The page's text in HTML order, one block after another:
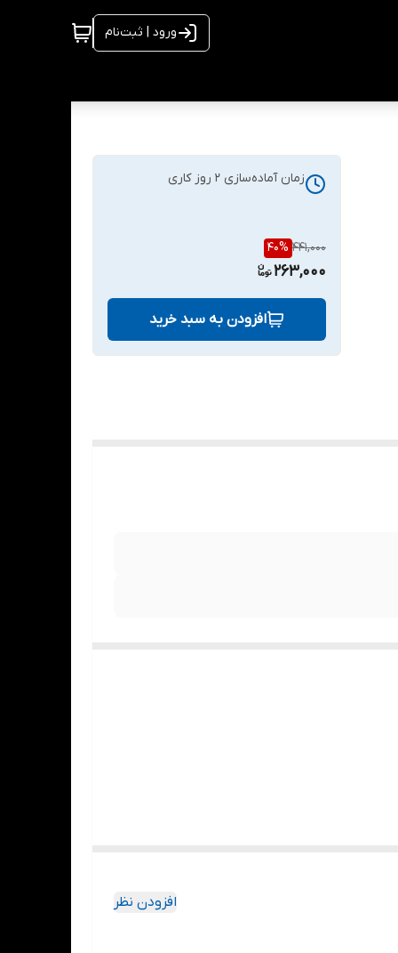
ورود | ثبت‌نام
زمان آماده‌سازی 2 روز کاری
441,000
40%
263,000
افزودن به سبد خرید
جنسی که میخوایید براتون ارسال بشه 😍✅
افزودن نظر